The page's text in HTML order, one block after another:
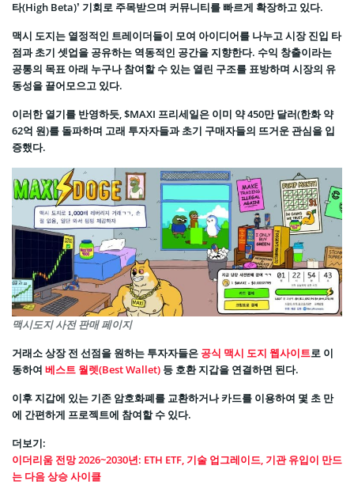
타(High Beta)’ 기회로 주목받으며 커뮤니티를 빠르게 확장하고 있다.
맥시 도지는 열정적인 트레이더들이 모여 아이디어를 나누고 시장 진입 타
점과 초기 셋업을 공유하는 역동적인 공간을 지향한다. 수익 창출이라는
공통의 목표 아래 누구나 참여할 수 있는 열린 구조를 표방하며 시장의 유
동성을 끌어모으고 있다.
이러한 열기를 반영하듯, $MAXI 프리세일은 이미 약 450만 달러(한화 약
62억 원)를 돌파하며 고래 투자자들과 초기 구매자들의 뜨거운 관심을 입
증했다.
맥시도지 사전 판매 페이지
거래소 상장 전 선점을 원하는 투자자들은 공식 맥시 도지 웹사이트로 이
동하여 베스트 월렛(Best Wallet) 등 호환 지갑을 연결하면 된다.
이후 지갑에 있는 기존 암호화폐를 교환하거나 카드를 이용하여 몇 초 만
에 간편하게 프로젝트에 참여할 수 있다.
더보기:
이더리움 전망 2026~2030년: ETH ETF, 기술 업그레이드, 기관 유입이 만드
는 다음 상승 사이클